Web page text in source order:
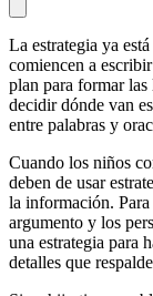
La estrategia ya
comiencen a
plan para formar las
decidir dónde van
entre palabras y
Cuando los niños
deben de usar
la información.
argumento y los
una estrategia para
detalles que